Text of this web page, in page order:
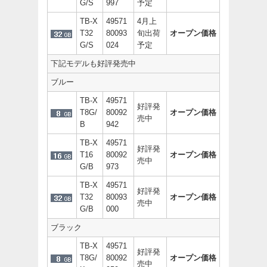
G/S 997 予定
TB-X
T32
G/S
49571
80093
024
4月上
旬出荷
予定
オープン価格
下記モデルも好評発売中
ブルー
TB-X
T8G/
B
49571
80092
942
好評発
売中
オープン価格
TB-X
T16
G/B
49571
80092
973
好評発
売中
オープン価格
TB-X
T32
G/B
49571
80093
000
好評発
売中
オープン価格
ブラック
TB-X
T8G/
49571
80092
好評発
売中
オープン価格